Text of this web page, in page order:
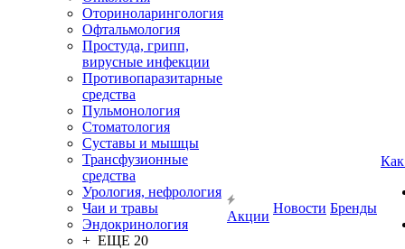
Оториноларингология
Офтальмология
Простуда, грипп,
вирусные инфекции
Противопаразитарные
средства
Пульмонология
Стоматология
Суставы и мышцы
Трансфузионные
средства
Урология, нефрология
Чаи и травы
Эндокринология
+ ЕЩЕ 20
Акции
Новости Бренды